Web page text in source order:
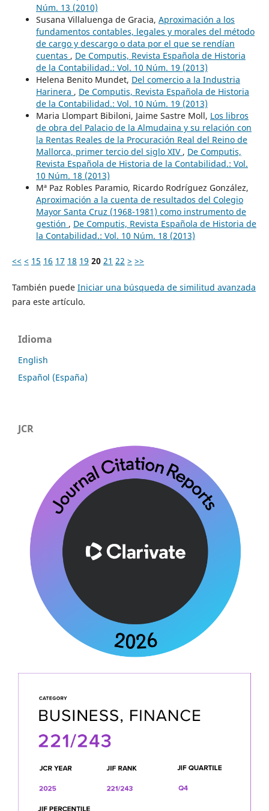
Núm. 13 (2010)
Susana Villaluenga de Gracia, Aproximación a los
fundamentos contables, legales y morales del método
de cargo y descargo o data por el que se rendían
cuentas , De Computis, Revista Española de Historia
de la Contabilidad.: Vol. 10 Núm. 19 (2013)
Helena Benito Mundet, Del comercio a la Industria
Harinera , De Computis, Revista Española de Historia
de la Contabilidad.: Vol. 10 Núm. 19 (2013)
Maria Llompart Bibiloni, Jaime Sastre Moll, Los libros
de obra del Palacio de la Almudaina y su relación con
la Rentas Reales de la Procuración Real del Reino de
Mallorca, primer tercio del siglo XIV , De Computis,
Revista Española de Historia de la Contabilidad.: Vol.
10 Núm. 18 (2013)
Mª Paz Robles Paramio, Ricardo Rodríguez González,
Aproximación a la cuenta de resultados del Colegio
Mayor Santa Cruz (1968-1981) como instrumento de
gestión , De Computis, Revista Española de Historia de
la Contabilidad.: Vol. 10 Núm. 18 (2013)
<< < 15 16 17 18 19 20 21 22 > >>
También puede Iniciar una búsqueda de similitud avanzada
para este artículo.
Idioma
English
Español (España)
JCR